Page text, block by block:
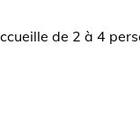
de 2 à 4